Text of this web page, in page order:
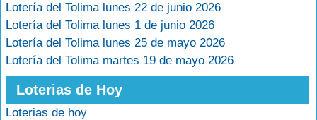
Lotería del Tolima lunes 22 de junio 2026
Lotería del Tolima lunes 1 de junio 2026
Lotería del Tolima lunes 25 de mayo 2026
Lotería del Tolima martes 19 de mayo 2026
Loterias de Hoy
Loterias de hoy